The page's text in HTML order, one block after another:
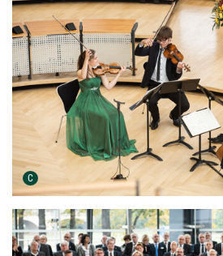
C Urheber der Grafik: